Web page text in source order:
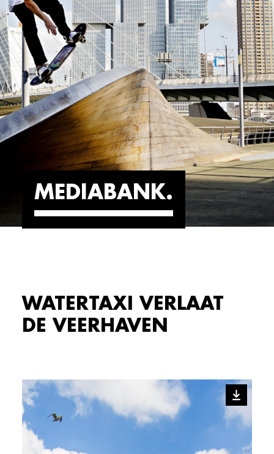
MEDIABANK
WATERTAXI VERLAAT
DE VEERHAVEN